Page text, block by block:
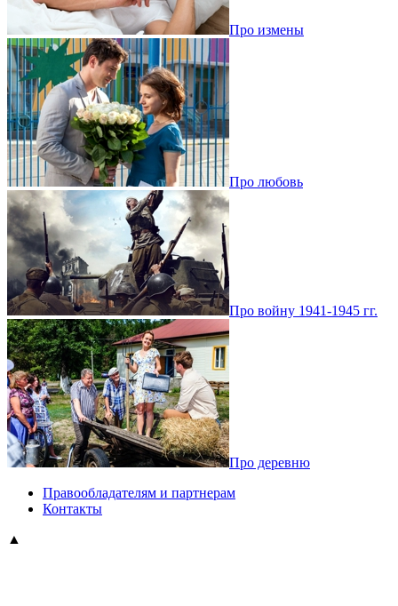
Про измены
Про любовь
Про войну 1941-1945 гг.
Про деревню
Правообладателям и партнерам
Контакты
▲